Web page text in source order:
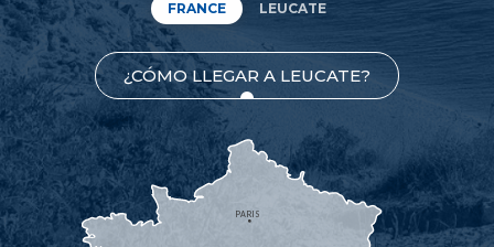
FRANCE LEUCATE
¿CÓMO LLEGAR A LEUCATE?
PARIS